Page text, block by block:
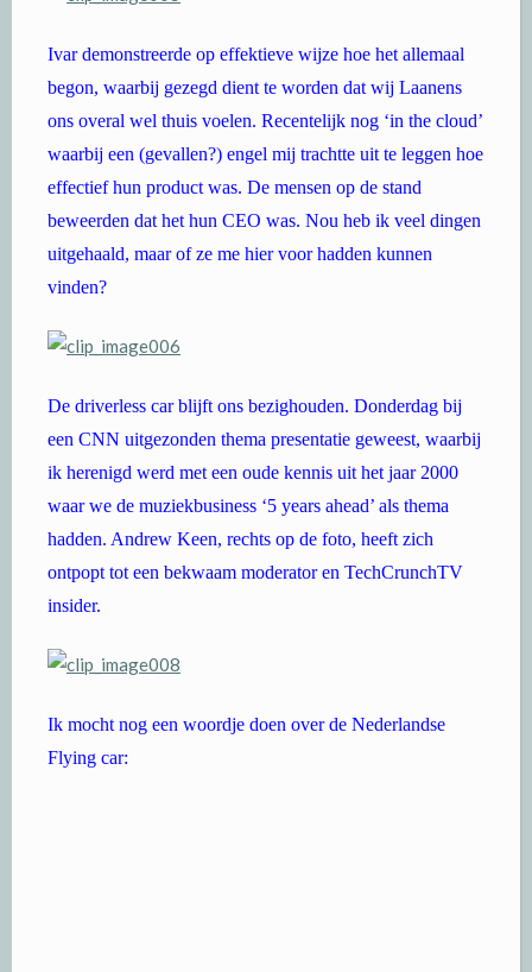
Ivar demonstreerde op effektieve wijze hoe het allemaal
begon, waarbij gezegd dient te worden dat wij Laanens
ons overal wel thuis voelen. Recentelijk nog ‘in the cloud’
waarbij een (gevallen?) engel mij trachtte uit te leggen hoe
effectief hun product was. De mensen op de stand
beweerden dat het hun CEO was. Nou heb ik veel dingen
uitgehaald, maar of ze me hier voor hadden kunnen
vinden?
De driverless car blijft ons bezighouden. Donderdag bij
een CNN uitgezonden thema presentatie geweest, waarbij
ik herenigd werd met een oude kennis uit het jaar 2000
waar we de muziekbusiness ‘5 years ahead’ als thema
hadden. Andrew Keen, rechts op de foto, heeft zich
ontpopt tot een bekwaam moderator en TechCrunchTV
insider.
Ik mocht nog een woordje doen over de Nederlandse
Flying car: